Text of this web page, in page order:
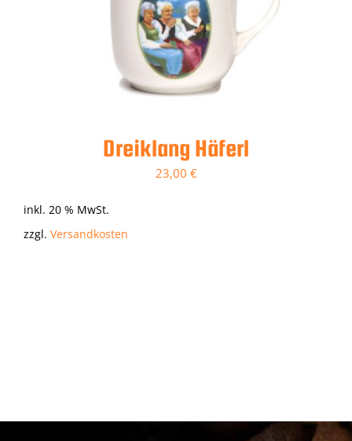
Dreiklang Häferl
23,00 €
inkl. 20 % MwSt.
zzgl. Versandkosten